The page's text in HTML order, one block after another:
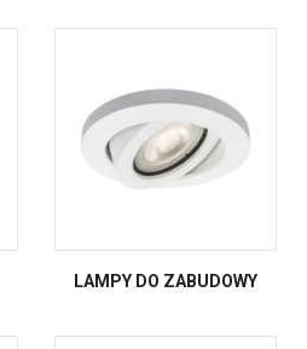
LAMPY DO ZABUDOWY